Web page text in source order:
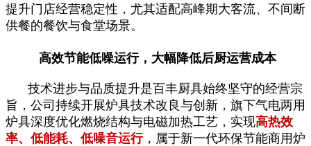
提升门店经营稳定性，尤其适配高峰期大客流、不间断
供餐的餐饮与食堂场景。
高效节能低噪运行，大幅降低后厨运营成本
技术进步与品质提升是百丰厨具始终坚守的经营宗
旨，公司持续开展炉具技术改良与创新，旗下气电两用
炉具深度优化燃烧结构与电磁加热工艺，实现高热效
率、低能耗、低噪音运行，属于新一代环保节能商用炉